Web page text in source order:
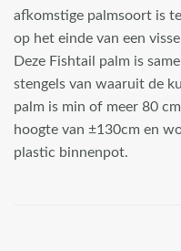
afkomstige palmsoort is
op het einde van een
Deze Fishtail palm is
stengels van waaruit de
palm is min of meer 80
hoogte van ±130cm en
plastic binnenpot.